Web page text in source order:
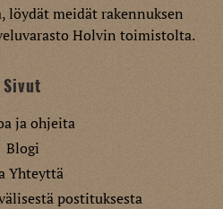
löydät meidät rakennuksen
Holvin toimistolta.
Sivut
ja ohjeita
Blogi
Yhteyttä
postituksesta